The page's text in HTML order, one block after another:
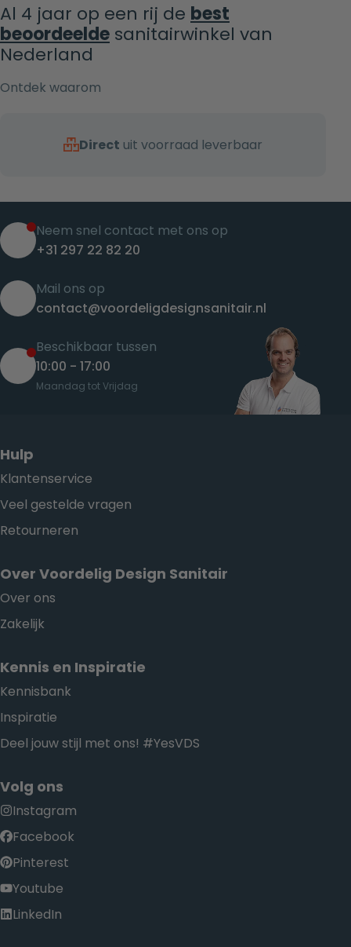
Al 4 jaar op een rij de best
beoordeelde sanitairwinkel van
Nederland
Ontdek waarom
Direct uit voorraad leverbaar
Neem snel contact met ons op
+31 297 22 82 20
Mail ons op
contact@voordeligdesignsanitair.nl
Beschikbaar tussen
10:00 - 17:00
Maandag tot Vrijdag
Hulp
Klantenservice
Veel gestelde vragen
Retourneren
Over Voordelig Design Sanitair
Over ons
Zakelijk
Kennis en Inspiratie
Kennisbank
Inspiratie
Deel jouw stijl met ons! #YesVDS
Volg ons
Instagram
Facebook
Pinterest
Youtube
LinkedIn